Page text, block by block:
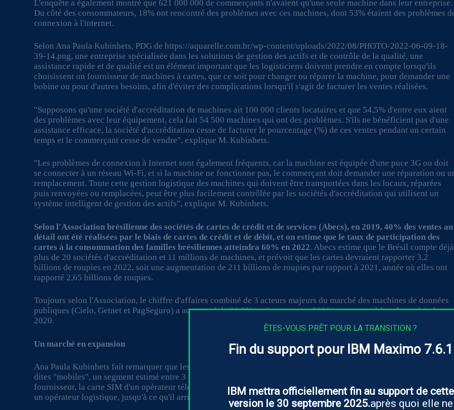
L'enquête a également montré que 621 000 000 de commerçants n'avaient qu'une seule machine dans leur entreprise.
Du côté des consommateurs, 18% ont rencontré des problèmes avec ces machines, dont 53% étaient des problèmes
connexion à l'internet.
Selon Ana Paula Kubinhets, PDG de https://aquarelle.com.br/wp-content/uploads/2022/08/PHOTO-2022-06-09-18-
39-14.png, une entreprise spécialisée dans les solutions de gestion des actifs et de contrôle de la qualité, une
assistance rapide et de qualité est un élément important que les logisticiens doivent prendre en compte lorsqu'ils
choisissent un fournisseur de machines à cartes, que ce soit pour changer ou réparer la machine, pour demander une
bobine ou pour d'autres besoins, afin d'éviter des complications lorsqu'il s'agit de facturer les ventes réalisées.
"Supposons qu'une société d'accréditation de machines ait 100 000 clients locataires et que 54,5% d'entre eux aient
des problèmes avec leur équipement, cela fait 54 500 machines qui ont des problèmes. S'ils ne bénéficient pas d'une
assistance efficace, la société d'accréditation cesse de facturer le pourcentage (%) de ces ventes pendant un certain
temps et le commerçant cesse de vendre", explique M. Kubinhets.
"Les problèmes de connexion à Internet sont également fréquents, car la machine est équipée d'une puce 3G ou doit
se connecter à un réseau Wi-Fi, et si la machine ne fonctionne pas, le commerçant doit demander une réparation ou
remplacement. Toute cette gestion logistique des machines qui doivent être transportées dans les locaux, réparées
puis renvoyées ou remplacées, peut être plus facilement contrôlée par les sociétés d'accréditation qui utilisent un
système intelligent de gestion des actifs", explique M. Kubinhets.
Selon l'Association brésilienne des sociétés de cartes de crédit et de services (Abecs), en 2019, 40% des ventes au
détail ont été réalisées par le biais de cartes de crédit et de débit, et on estime que le taux de participation des
cartes à la consommation des familles brésiliennes atteindra 60% en 2022. Abecs estime que le Brésil compte déjà
plus de 20 sociétés d'accréditation et 11 millions de machines, et prévoit que les cartes devraient rapporter 3,2
billions de roupies en 2022, soit une augmentation de 211 billions de roupies par rapport à 2021, année où elles ont
rapporté 2,65 billions de roupies.
Toujours selon l'Association, le chiffre d'affaires combiné de 3 acteurs majeurs du marché des machines de données
publiques (Cielo, Getnet et PagSeguro) a augmenté de 20,8% au 1er semestre 2021 par rapport à la même période en
2020.
Un marché en expansion
Ana Paula Kubinhets fait remarquer que les machines les plus récentes sont les téléphones mobiles, les machines
dites "mobiles", un segment estimé entre 3 et 4 millions de clients. Souvent, le commerçant reçoit l'appareil d'un
fournisseur, la carte SIM d'un opérateur téléphonique, qui arrive de différents centres de distribution, puis passe par
un opérateur logistique, jusqu'à ce qu'il arrive au point de vente.
ÊTES-VOUS PRÊT POUR LA TRANSITION ?
Fin du support pour IBM Maximo
IBM mettra officiellement fin au support de cette
version le 30 septembre 2025.après quoi elle ne